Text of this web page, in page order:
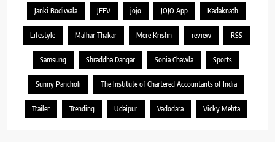
Janki Bodiwala JEEV jojo JOJO App Kadaknath
Lifestyle Malhar Thakar Mere Krishn review RSS
Samsung Shraddha Dangar Sonia Chawla Sports
Sunny Pancholi The Institute of Chartered Accountants of India
Trailer Trending Udaipur Vadodara Vicky Mehta